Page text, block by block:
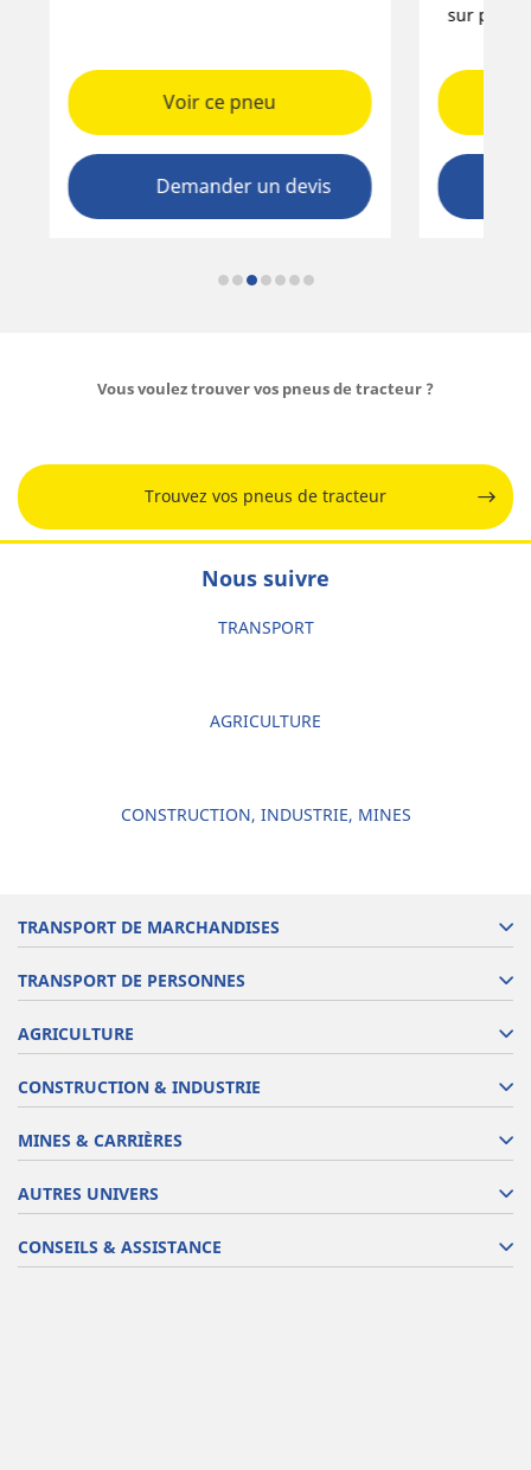
Voir ce pneu
Demander un devis
sur pneus
Vous voulez trouver vos pneus de tracteur ?
Trouvez vos pneus de tracteur
Nous suivre
TRANSPORT
AGRICULTURE
CONSTRUCTION, INDUSTRIE, MINES
TRANSPORT DE MARCHANDISES
TRANSPORT DE PERSONNES
AGRICULTURE
CONSTRUCTION & INDUSTRIE
MINES & CARRIÈRES
AUTRES UNIVERS
CONSEILS & ASSISTANCE